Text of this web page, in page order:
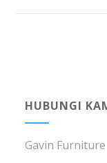
HUBUNGI
Gavin Furniture